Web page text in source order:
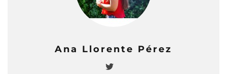
Ana Llorente Pérez